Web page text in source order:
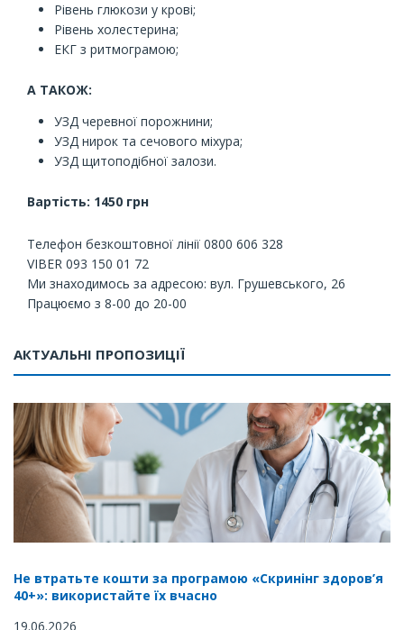
Рівень глюкози у крові;
Рівень холестерина;
ЕКГ з ритмограмою;
А ТАКОЖ:
УЗД черевної порожнини;
УЗД нирок та сечового міхура;
УЗД щитоподібної залози.
Вартість: 1450 грн
Телефон безкоштовної лінії 0800 606 328
VIBER 093 150 01 72
Ми знаходимось за адресою: вул. Грушевського, 26
Працюємо з 8-00 до 20-00
АКТУАЛЬНІ ПРОПОЗИЦІЇ
Не втратьте кошти за програмою «Скринінг здоров’я
40+»: використайте їх вчасно
19.06.2026